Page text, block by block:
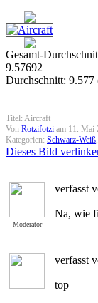
Gesamt-
9.57692
Durchschnitt: 9.577
Titel: Aircraft
Von Rotzifotzi am 11. Mai
Kategorien: Schwarz-Weiß,
Dieses Bild
Moderator
verfasst
Na, wie
verfasst
top